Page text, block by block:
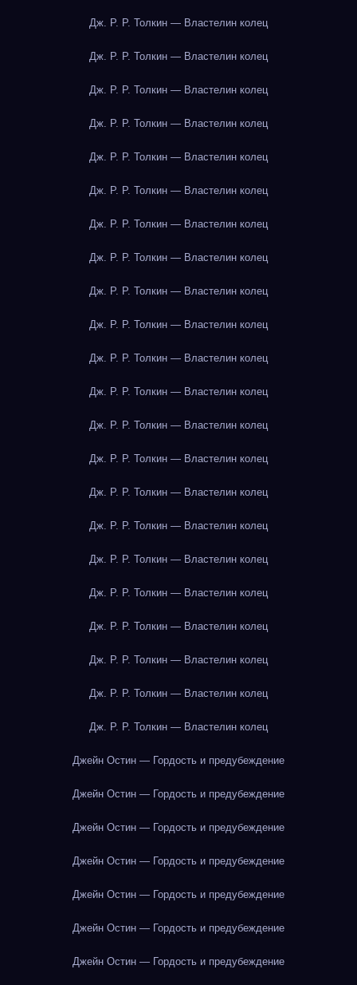
Дж. Р. Р. Толкин — Властелин колец
Дж. Р. Р. Толкин — Властелин колец
Дж. Р. Р. Толкин — Властелин колец
Дж. Р. Р. Толкин — Властелин колец
Дж. Р. Р. Толкин — Властелин колец
Дж. Р. Р. Толкин — Властелин колец
Дж. Р. Р. Толкин — Властелин колец
Дж. Р. Р. Толкин — Властелин колец
Дж. Р. Р. Толкин — Властелин колец
Дж. Р. Р. Толкин — Властелин колец
Дж. Р. Р. Толкин — Властелин колец
Дж. Р. Р. Толкин — Властелин колец
Дж. Р. Р. Толкин — Властелин колец
Дж. Р. Р. Толкин — Властелин колец
Дж. Р. Р. Толкин — Властелин колец
Дж. Р. Р. Толкин — Властелин колец
Дж. Р. Р. Толкин — Властелин колец
Дж. Р. Р. Толкин — Властелин колец
Дж. Р. Р. Толкин — Властелин колец
Дж. Р. Р. Толкин — Властелин колец
Дж. Р. Р. Толкин — Властелин колец
Дж. Р. Р. Толкин — Властелин колец
Джейн Остин — Гордость и предубеждение
Джейн Остин — Гордость и предубеждение
Джейн Остин — Гордость и предубеждение
Джейн Остин — Гордость и предубеждение
Джейн Остин — Гордость и предубеждение
Джейн Остин — Гордость и предубеждение
Джейн Остин — Гордость и предубеждение